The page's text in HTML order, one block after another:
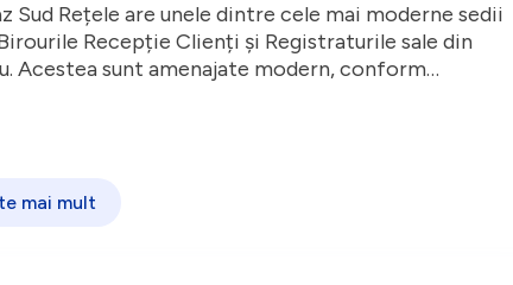
Sud Rețele are unele dintre cele mai moderne sedii
Recepție Clienți și Registraturile sale din
Acestea sunt amenajate modern, conform
și depunerea neasistată a documentelor.
mai mult